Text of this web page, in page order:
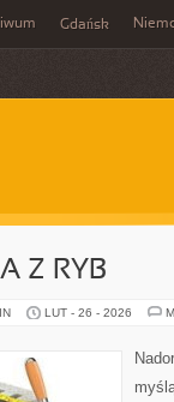
Gdańsk
Z RYB
LUT - 26 - 2026